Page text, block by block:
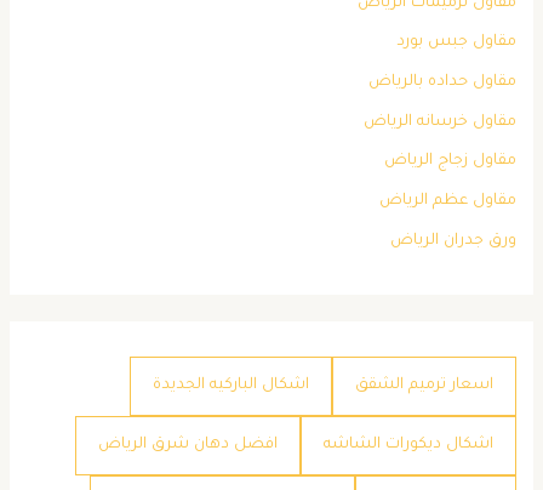
مقاول جبس بورد
مقاول حداده بالرياض
مقاول خرسانه الرياض
مقاول زجاج الرياض
مقاول عظم الرياض
ورق جدران الرياض
اسعار ترميم الشقق اشكال الباركيه الجديدة
اشكال ديكورات الشاشه افضل دهان شرق الرياض